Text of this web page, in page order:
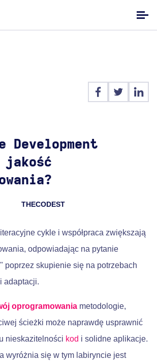
Development
jakość
THECODEST
cykle i współpraca zwiększają
odpowiadając na pytanie
poprzez skupienie się na potrzebach
adaptacji.
oprogramowania metodologie,
ścieżki może naprawdę usprawnić
nieskazitelności kod i solidne aplikacje.
wyróżnia się w tym labiryncie jest